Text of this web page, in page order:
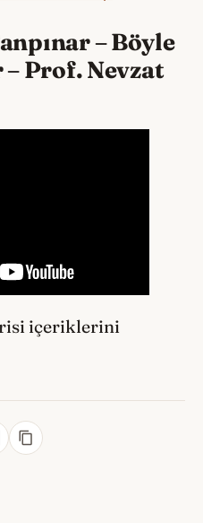
– Böyle
Prof. Nevzat
içeriklerini